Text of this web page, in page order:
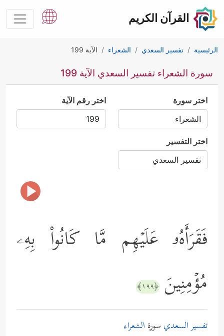
القرآن الكريم
الرئيسية تفسير السعدي الشعراء الآية 199
سورة الشعراء تفسير السعدي الآية 199
اختر سورة اختر رقم الآية
اختر التفسير
فَقَرَأَهُۥ عَلَیۡهِم مَّا كَانُواْ بِهِۦ
مُؤۡمِنِینَ ﴿١٩٩﴾
تفسير السعدي سورة الشعراء